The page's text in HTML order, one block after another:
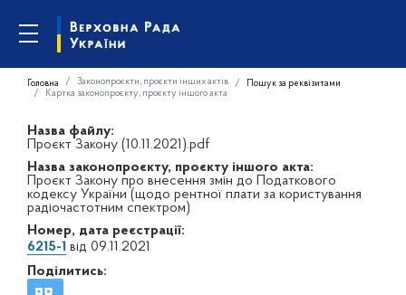
Головна Законопроєкти, проєкти інших актів
Пошук за реквізитами
Картка законопроєкту, проєкту іншого акта
Назва файлу:
Проєкт Закону (10.11.2021).pdf
Назва законопроєкту, проєкту іншого акта:
Проєкт Закону про внесення змін до Податкового
кодексу України (щодо рентної плати за користування
радіочастотним спектром)
Номер, дата реєстрації:
6215-1 від 09.11.2021
Поділитись: